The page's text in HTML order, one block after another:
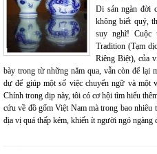
Di sản ngàn đời
không biết quý,
suy nghĩ! Cuộc
Tradition (Tạm
Riêng Biệt), của
bày trong từ những năm qua, vẫn còn để lại
dự để giúp một số việc chuyển ngữ và một
Chính trong dịp này, tôi có cơ hội tìm hiểu
cứu về đồ gốm Việt Nam mà trong bao
địa vị quá thấp kém, khiến ít người ngó ngàng